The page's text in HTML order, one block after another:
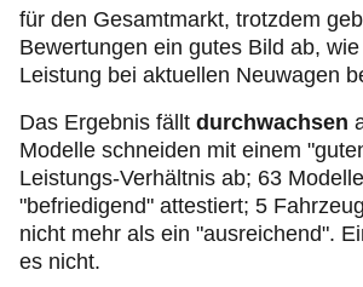
für den Gesamtmarkt, trotzdem
Bewertungen ein gutes Bild ab,
Leistung bei aktuellen Neuwagen
Das Ergebnis fällt durchwachsen
Modelle schneiden mit einem
Leistungs-Verhältnis ab; 63
"befriedigend" attestiert; 5
nicht mehr als ein "ausreichend".
es nicht.